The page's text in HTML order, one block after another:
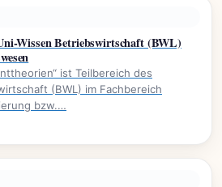
Wissen Betriebswirtschaft (BWL)
ist Teilbereich des
(BWL) im Fachbereich
bzw.…